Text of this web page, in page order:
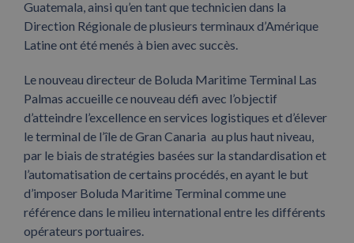
Guatemala, ainsi qu’en tant que technicien dans la
Direction Régionale de plusieurs terminaux d’Amérique
Latine ont été menés à bien avec succès.
Le nouveau directeur de Boluda Maritime Terminal Las
Palmas accueille ce nouveau défi avec l’objectif
d’atteindre l’excellence en services logistiques et d’élever
le terminal de l’île de Gran Canaria au plus haut niveau,
par le biais de stratégies basées sur la standardisation et
l’automatisation de certains procédés, en ayant le but
d’imposer Boluda Maritime Terminal comme une
référence dans le milieu international entre les différents
opérateurs portuaires.